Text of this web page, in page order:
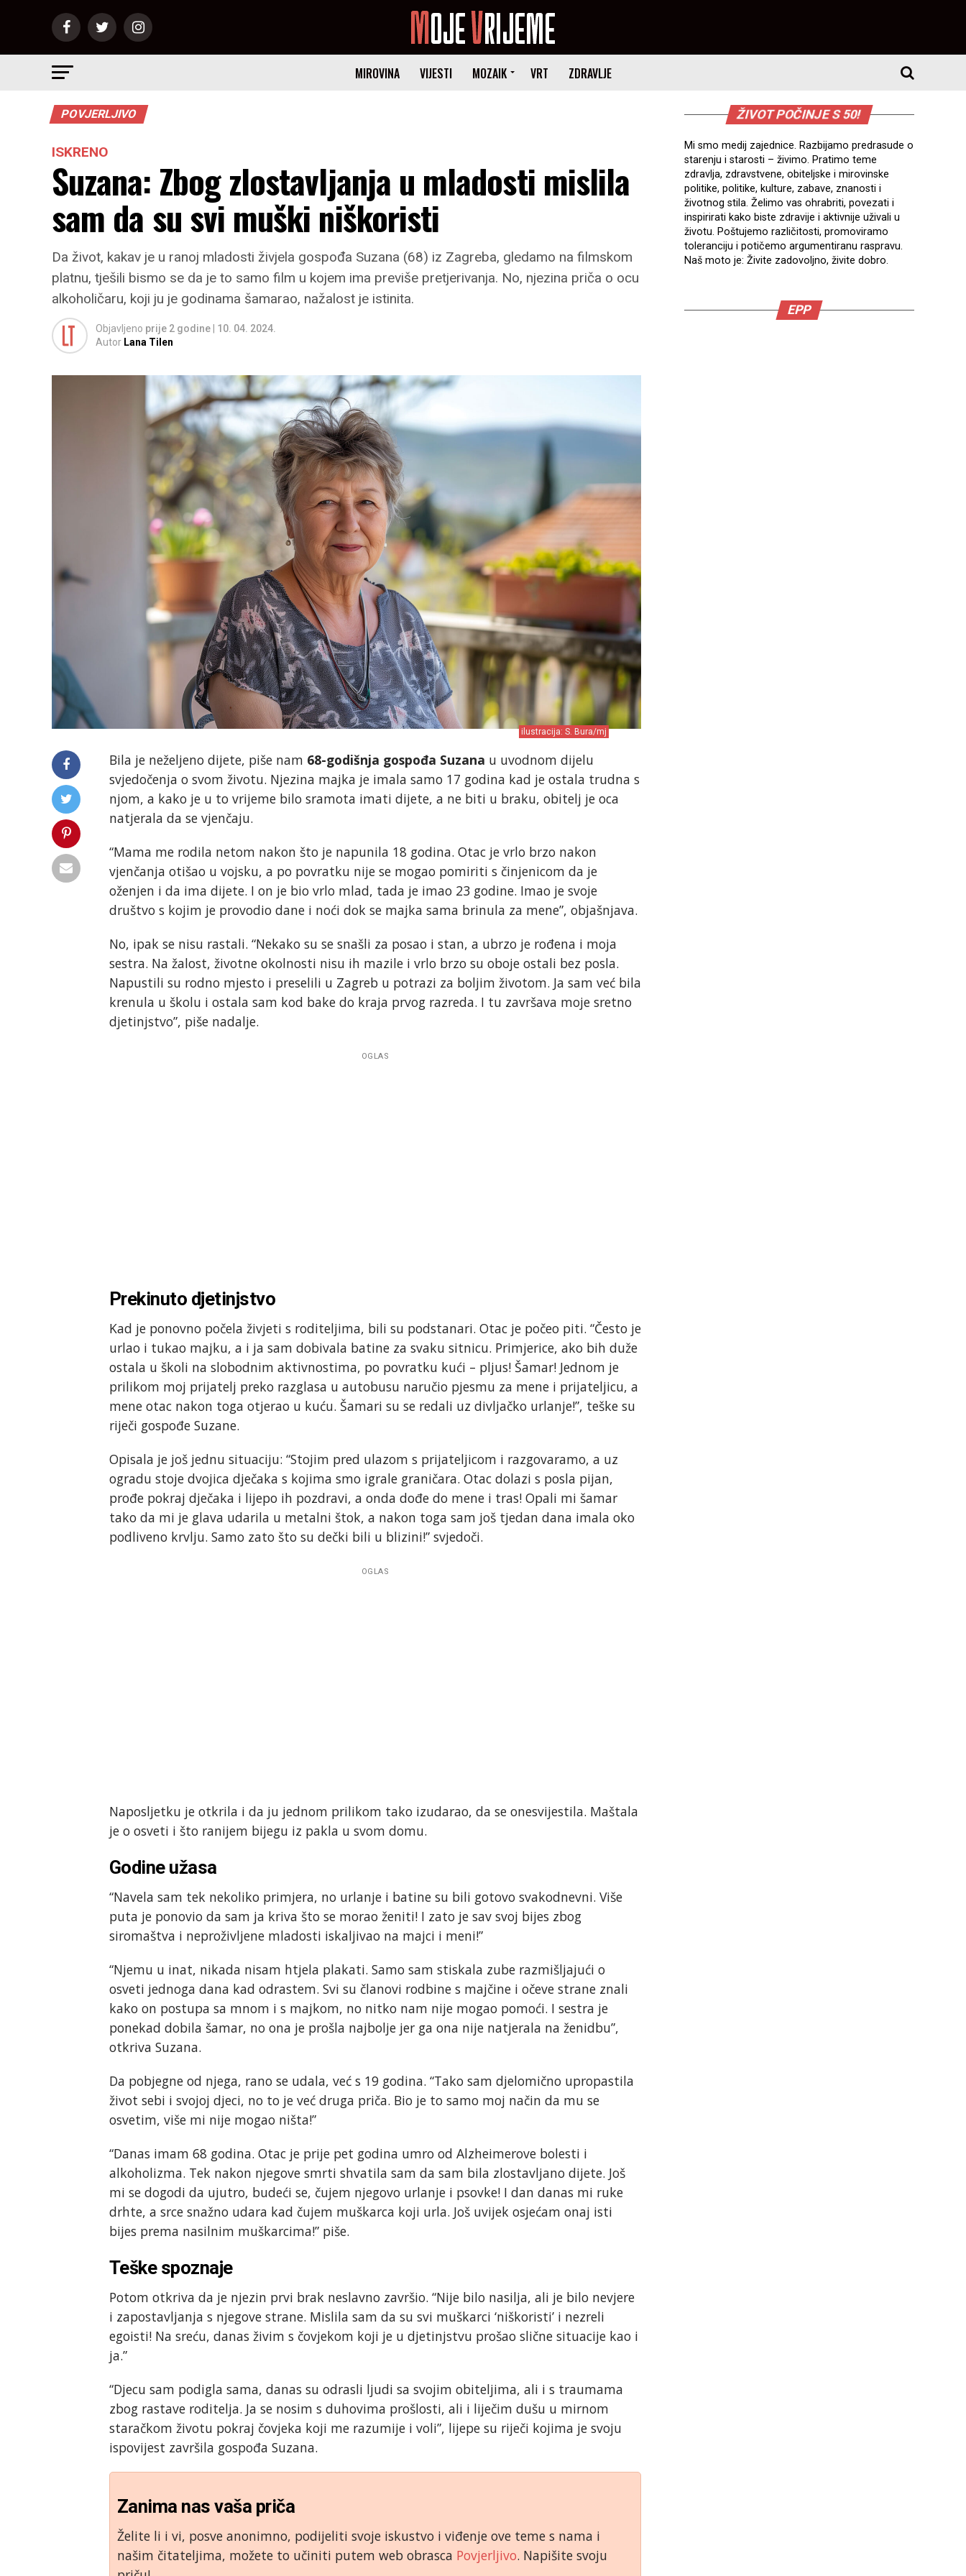
MIROVINA VIJESTI MOZAIK VRT ZDRAVLJE
POVJERLJIVO
ISKRENO
Suzana: Zbog zlostavljanja u mladosti mislila
sam da su svi muški niškoristi
Da život, kakav je u ranoj mladosti živjela gospođa Suzana (68) iz Zagreba, gledamo na filmskom
platnu, tješili bismo se da je to samo film u kojem ima previše pretjerivanja. No, njezina priča o ocu
alkoholičaru, koji ju je godinama šamarao, nažalost je istinita.
Objavljeno prije 2 godine
10. 04. 2024.
Autor Lana Tilen
ilustracija: S. Bura/mj
Bila je neželjeno dijete, piše nam 68-godišnja gospođa Suzana u uvodnom dijelu
svjedočenja o svom životu. Njezina majka je imala samo 17 godina kad je ostala trudna s
njom, a kako je u to vrijeme bilo sramota imati dijete, a ne biti u braku, obitelj je oca
natjerala da se vjenčaju.
“Mama me rodila netom nakon što je napunila 18 godina. Otac je vrlo brzo nakon
vjenčanja otišao u vojsku, a po povratku nije se mogao pomiriti s činjenicom da je
oženjen i da ima dijete. I on je bio vrlo mlad, tada je imao 23 godine. Imao je svoje
društvo s kojim je provodio dane i noći dok se majka sama brinula za mene”, objašnjava.
No, ipak se nisu rastali. “Nekako su se snašli za posao i stan, a ubrzo je rođena i moja
sestra. Na žalost, životne okolnosti nisu ih mazile i vrlo brzo su oboje ostali bez posla.
Napustili su rodno mjesto i preselili u Zagreb u potrazi za boljim životom. Ja sam već bila
krenula u školu i ostala sam kod bake do kraja prvog razreda. I tu završava moje sretno
djetinjstvo”, piše nadalje.
OGLAS
Prekinuto djetinjstvo
Kad je ponovno počela živjeti s roditeljima, bili su podstanari. Otac je počeo piti. “Često je
urlao i tukao majku, a i ja sam dobivala batine za svaku sitnicu. Primjerice, ako bih duže
ostala u školi na slobodnim aktivnostima, po povratku kući – pljus! Šamar! Jednom je
prilikom moj prijatelj preko razglasa u autobusu naručio pjesmu za mene i prijateljicu, a
mene otac nakon toga otjerao u kuću. Šamari su se redali uz divljačko urlanje!”, teške su
riječi gospođe Suzane.
Opisala je još jednu situaciju: “Stojim pred ulazom s prijateljicom i razgovaramo, a uz
ogradu stoje dvojica dječaka s kojima smo igrale graničara. Otac dolazi s posla pijan,
prođe pokraj dječaka i lijepo ih pozdravi, a onda dođe do mene i tras! Opali mi šamar
tako da mi je glava udarila u metalni štok, a nakon toga sam još tjedan dana imala oko
podliveno krvlju. Samo zato što su dečki bili u blizini!” svjedoči.
OGLAS
Naposljetku je otkrila i da ju jednom prilikom tako izudarao, da se onesvijestila. Maštala
je o osveti i što ranijem bijegu iz pakla u svom domu.
Godine užasa
“Navela sam tek nekoliko primjera, no urlanje i batine su bili gotovo svakodnevni. Više
puta je ponovio da sam ja kriva što se morao ženiti! I zato je sav svoj bijes zbog
siromaštva i neproživljene mladosti iskaljivao na majci i meni!”
“Njemu u inat, nikada nisam htjela plakati. Samo sam stiskala zube razmišljajući o
osveti jednoga dana kad odrastem. Svi su članovi rodbine s majčine i očeve strane znali
kako on postupa sa mnom i s majkom, no nitko nam nije mogao pomoći. I sestra je
ponekad dobila šamar, no ona je prošla najbolje jer ga ona nije natjerala na ženidbu”,
otkriva Suzana.
Da pobjegne od njega, rano se udala, već s 19 godina. “Tako sam djelomično upropastila
život sebi i svojoj djeci, no to je već druga priča. Bio je to samo moj način da mu se
osvetim, više mi nije mogao ništa!”
“Danas imam 68 godina. Otac je prije pet godina umro od Alzheimerove bolesti i
alkoholizma. Tek nakon njegove smrti shvatila sam da sam bila zlostavljano dijete. Još
mi se dogodi da ujutro, budeći se, čujem njegovo urlanje i psovke! I dan danas mi ruke
drhte, a srce snažno udara kad čujem muškarca koji urla. Još uvijek osjećam onaj isti
bijes prema nasilnim muškarcima!” piše.
Teške spoznaje
Potom otkriva da je njezin prvi brak neslavno završio. “Nije bilo nasilja, ali je bilo nevjere
i zapostavljanja s njegove strane. Mislila sam da su svi muškarci ‘niškoristi’ i nezreli
egoisti! Na sreću, danas živim s čovjekom koji je u djetinjstvu prošao slične situacije kao i
ja.”
“Djecu sam podigla sama, danas su odrasli ljudi sa svojim obiteljima, ali i s traumama
zbog rastave roditelja. Ja se nosim s duhovima prošlosti, ali i liječim dušu u mirnom
staračkom životu pokraj čovjeka koji me razumije i voli”, lijepe su riječi kojima je svoju
ispovijest završila gospođa Suzana.
Zanima nas vaša priča
Želite li i vi, posve anonimno, podijeliti svoje iskustvo i viđenje ove teme s nama i
našim čitateljima, možete to učiniti putem web obrasca Povjerljivo. Napišite svoju
ŽIVOT POČINJE S 50!
Mi smo medij zajednice. Razbijamo predrasude o
starenju i starosti – živimo. Pratimo teme
zdravlja, zdravstvene, obiteljske i mirovinske
politike, politike, kulture, zabave, znanosti i
životnog stila. Želimo vas ohrabriti, povezati i
inspirirati kako biste zdravije i aktivnije uživali u
životu. Poštujemo različitosti, promoviramo
toleranciju i potičemo argumentiranu raspravu.
Naš moto je: Živite zadovoljno, živite dobro.
EPP